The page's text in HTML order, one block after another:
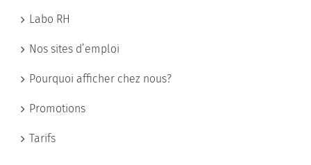
Labo RH
Nos sites d’emploi
Pourquoi afficher chez nous?
Promotions
Tarifs